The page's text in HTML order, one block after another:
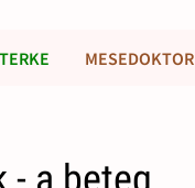
MESEDOKTOR